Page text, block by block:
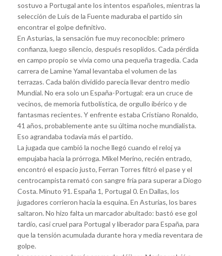
sostuvo a Portugal ante los intentos españoles, mientras la
selección de Luis de la Fuente maduraba el partido sin
encontrar el golpe definitivo.
En Asturias, la sensación fue muy reconocible: primero
confianza, luego silencio, después resoplidos. Cada pérdida
en campo propio se vivía como una pequeña tragedia. Cada
carrera de Lamine Yamal levantaba el volumen de las
terrazas. Cada balón dividido parecía llevar dentro medio
Mundial. No era solo un España-Portugal: era un cruce de
vecinos, de memoria futbolística, de orgullo ibérico y de
fantasmas recientes. Y enfrente estaba Cristiano Ronaldo,
41 años, probablemente ante su última noche mundialista.
Eso agrandaba todavía más el partido.
La jugada que cambió la noche llegó cuando el reloj ya
empujaba hacia la prórroga. Mikel Merino, recién entrado,
encontró el espacio justo, Ferran Torres filtró el pase y el
centrocampista remató con sangre fría para superar a Diogo
Costa. Minuto 91. España 1, Portugal 0. En Dallas, los
jugadores corrieron hacia la esquina. En Asturias, los bares
saltaron. No hizo falta un marcador abultado: bastó ese gol
tardío, casi cruel para Portugal y liberador para España, para
que la tensión acumulada durante hora y media reventara de
golpe.